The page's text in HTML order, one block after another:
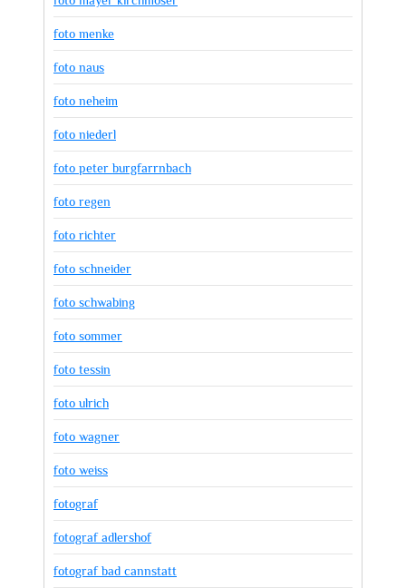
foto menke
foto naus
foto neheim
foto niederl
foto peter burgfarrnbach
foto regen
foto richter
foto schneider
foto schwabing
foto sommer
foto tessin
foto ulrich
foto wagner
foto weiss
fotograf
fotograf adlershof
fotograf bad cannstatt